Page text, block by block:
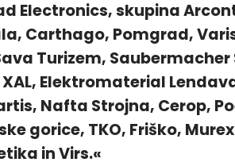
Electronics, skupina
Carthago, Pomgrad,
Turizem,
Elektromaterial
Nafta Strojna, Cerop,
gorice, TKO, Friško,
in Virs.«